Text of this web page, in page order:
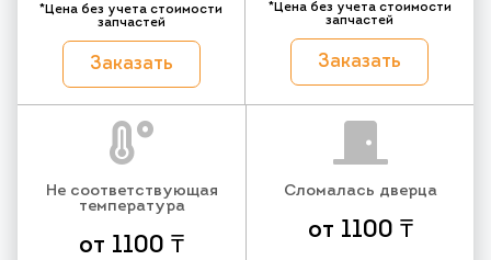
*Цена без учета стоимости
запчастей
Заказать
*Цена без учета стоимости
запчастей
Заказать
Не соответствующая
температура
от 1100 ₸
Сломалась дверца
от 1100 ₸